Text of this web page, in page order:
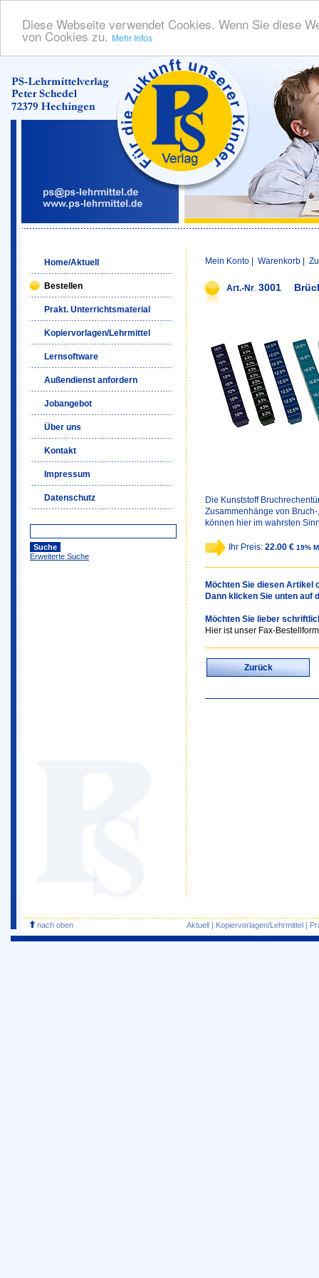
Diese Webseite verwendet Cookies. Wenn Sie diese
von Cookies zu. Mehr Infos
Home/Aktuell
Bestellen
Prakt. Unterrichtsmaterial
Kopiervorlagen/Lehrmittel
Lernsoftware
Außendienst anfordern
Jobangebot
Über uns
Kontakt
Impressum
Datenschutz
Erweiterte Suche
Mein Konto Warenkorb
Art.-Nr. 3001
Die Kunststoff
Zusammenhänge von
können hier im wahrsten
Ihr Preis: 22.00 € 19%
Möchten Sie diesen Artikel
Dann klicken Sie unten auf
Möchten Sie lieber
Hier ist unser Fax-
Zurück
nach oben Aktuell | Kopiervorlagen/Lehrmittel |